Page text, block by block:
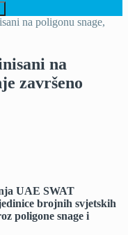
na poligonu snage,
na
završeno
UAE SWAT
brojnih svjetskih
poligone snage i